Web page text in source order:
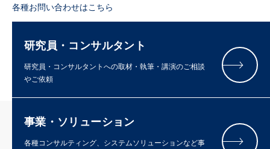
各種お問い合わせはこちら
研究員・コンサルタント
研究員・コンサルタントへの取材・執筆・講演のご相談
やご依頼
事業・ソリューション
各種コンサルティング、システムソリューションなど事